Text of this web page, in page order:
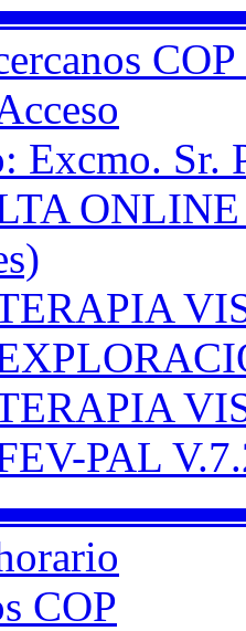
Excmo. Sr.
PAL
COP